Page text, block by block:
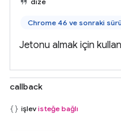
Chrome 46 ve sonraki
Jetonu almak için
callback
işlevisteğe bağlı